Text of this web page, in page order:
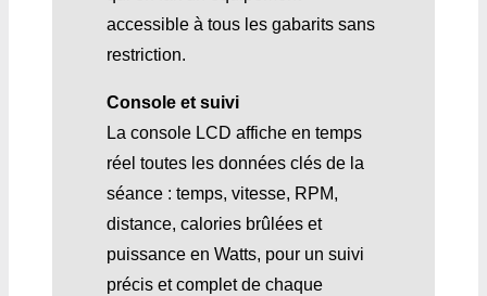
accessible à tous les gabarits sans
restriction.
Console et suivi
La console LCD affiche en temps
réel toutes les données clés de la
séance : temps, vitesse, RPM,
distance, calories brûlées et
puissance en Watts, pour un suivi
précis et complet de chaque